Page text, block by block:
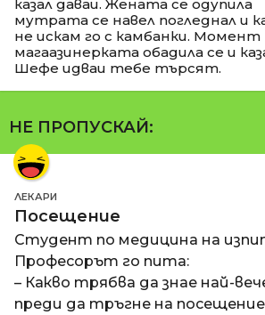
казал даваи. Жената се одупила
мутрата се навел погледнал и
не искам го с камбанки. Момент
магаазинерката обадила се и
Шефе идваи тебе търсят.
НЕ ПРОПУСКАЙ:
ЛЕКАРИ
Посещение
Студент по медицина на
Професорът го пита:
– Какво трябва да знае най-
преди да тръгне на